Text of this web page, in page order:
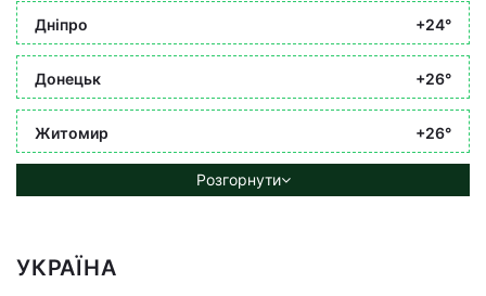
Дніпро +24°
Донецьк +26°
Житомир +26°
Розгорнути
УКРАЇНА